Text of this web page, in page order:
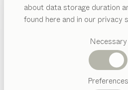
about data storage duration
found here and in our privacy
Necessary
Preferences
Catégories
suggérées
QUI SOMMES-
REVENDEUR
à la beauté de